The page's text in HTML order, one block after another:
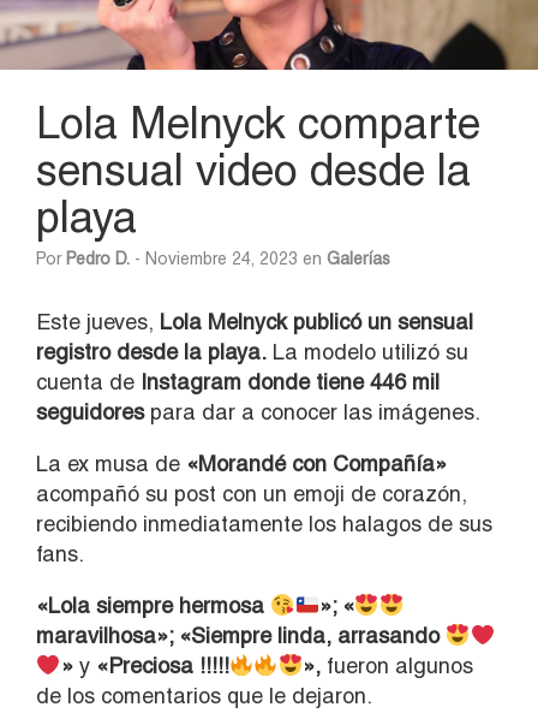
Lola Melnyck comparte
sensual video desde la
playa
Por Pedro D. - Noviembre 24, 2023 en Galerías
Este jueves, Lola Melnyck publicó un sensual
registro desde la playa. La modelo utilizó su
cuenta de Instagram donde tiene 446 mil
seguidorespara dar a conocer las imágenes.
La ex musa de «Morandé con Compañía»
acompañó su post con un emoji de corazón,
recibiendo inmediatamente los halagos de sus
fans.
«Lola siempre hermosa
»; «
maravilhosa»; «Siempre linda, arrasando
» y«Preciosa !!!!! », fueron algunos
de los comentarios que le dejaron.